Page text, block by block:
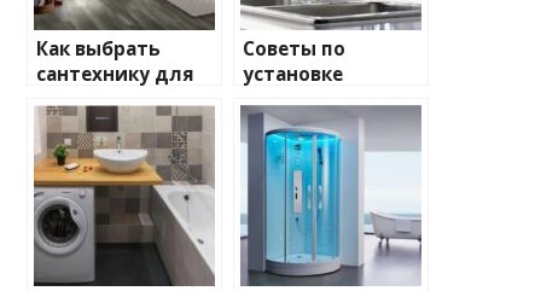
Как выбрать
сантехнику для
ванной комнаты
Советы по
установке
унитаза:
пошаговая
инструкция